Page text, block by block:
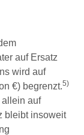
auf Ersatz
wird auf
€) begrenzt.5)
allein auf
bleibt insoweit